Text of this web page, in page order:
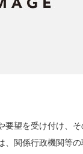
望を受け付け、
、関係行政機関等